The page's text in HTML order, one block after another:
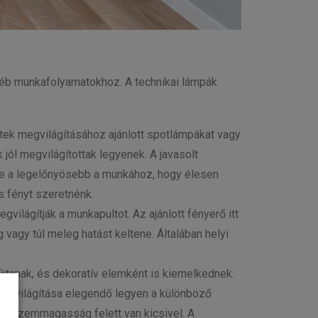
munkafolyamatokhoz. A technikai lámpák
megvilágításához ajánlott spotlámpákat vagy
megvilágítottak legyenek. A javasolt
legelőnyösebb a munkához, hogy élesen
fényt szeretnénk.
a munkapultot. Az ajánlott fényerő itt
túl meleg hatást keltene. Általában helyi
és dekoratív elemként is kiemelkednek.
elegendő legyen a különböző
szemmagasság felett van kicsivel. A